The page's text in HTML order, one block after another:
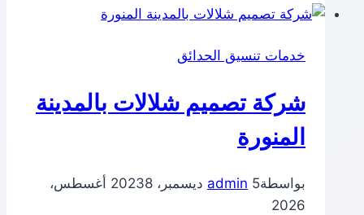
بالمدينة
خدمات تنسيق الحدائق
شركة تصميم شلالات بالمدينة
المنورة
بواسطة admin 5 ديسمبر، 2023
8 أغسطس،
2026